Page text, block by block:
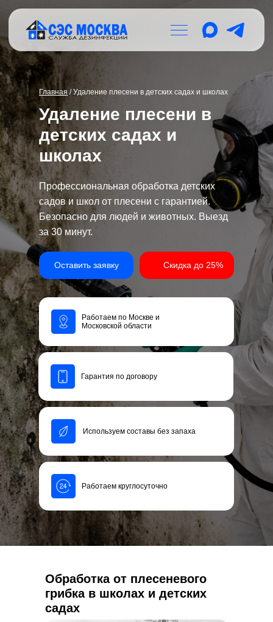
Удаление плесени в
детских садах и
школах
Профессиональная обработка детских
садов и школ от плесени с гарантией.
Безопасно для людей и животных. Выезд
за 30 минут.
Главная / Удаление плесени в детских садах и школах
Оставить заявку Скидка до 25%
Работаем по Москве и
Московской области
Гарантия по договору
Работаем круглосуточно
Используем составы без запаха
Обработка от плесеневого
грибка в школах и детских
садах